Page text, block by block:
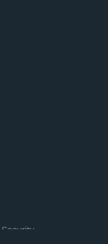
Security